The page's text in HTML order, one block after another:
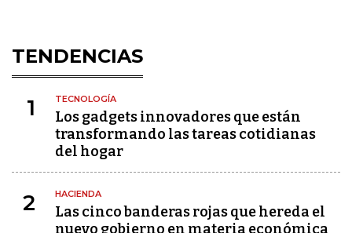
TENDENCIAS
1 TECNOLOGÍA
Los gadgets innovadores que están
transformando las tareas cotidianas
del hogar
2 HACIENDA
Las cinco banderas rojas que hereda el
nuevo gobierno en materia económica